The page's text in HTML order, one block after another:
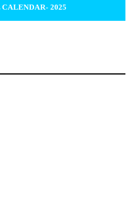
CALENDAR- 2025